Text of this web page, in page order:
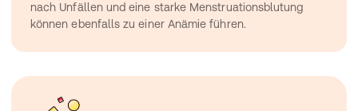
nach Unfällen und eine starke Menstruationsblutung
können ebenfalls zu einer Anämie führen.